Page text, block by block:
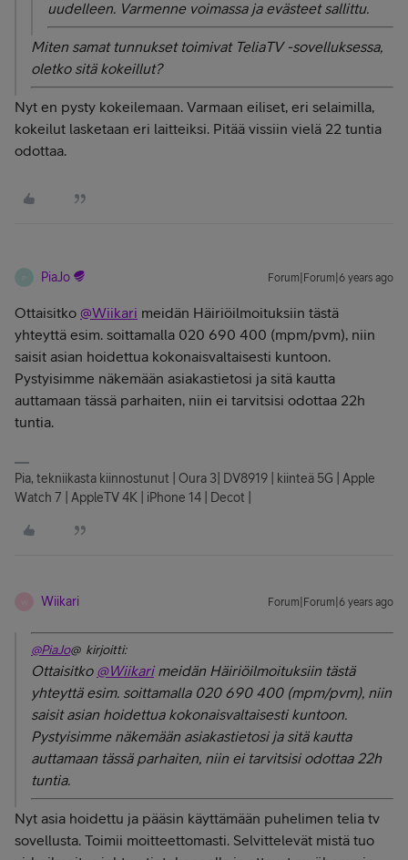
uudelleen. Varmenne voimassa ja evästeet sallittu.
Miten samat tunnukset toimivat TeliaTV -sovelluksessa,
oletko sitä kokeillut?
Nyt en pysty kokeilemaan. Varmaan eiliset, eri selaimilla,
kokeilut lasketaan eri laitteiksi. Pitää vissiin vielä 22 tuntia
odottaa.
PiaJo Forum|Forum|6 years ago
Ottaisitko @Wiikari meidän Häiriöilmoituksiin tästä
yhteyttä esim. soittamalla 020 690 400 (mpm/pvm), niin
saisit asian hoidettua kokonaisvaltaisesti kuntoon.
Pystyisimme näkemään asiakastietosi ja sitä kautta
auttamaan tässä parhaiten, niin ei tarvitsisi odottaa 22h
tuntia.
Pia, tekniikasta kiinnostunut | Oura 3| DV8919 | kiinteä 5G | Apple
Watch 7 | AppleTV 4K | iPhone 14 | Decot |
Wiikari Forum|Forum|6 years ago
@PiaJo@ kirjoitti:
Ottaisitko @Wiikarimeidän Häiriöilmoituksiin tästä
yhteyttä esim. soittamalla 020 690 400 (mpm/pvm), niin
saisit asian hoidettua kokonaisvaltaisesti kuntoon.
Pystyisimme näkemään asiakastietosi ja sitä kautta
auttamaan tässä parhaiten, niin ei tarvitsisi odottaa 22h
tuntia.
Nyt asia hoidettu ja pääsin käyttämään puhelimen telia tv
sovellusta. Toimii moitteettomasti. Selvittelevät mistä tuo